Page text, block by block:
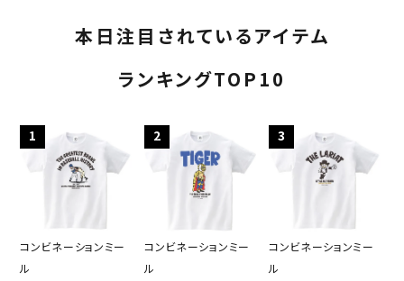
本日注目されているアイテム
ランキングTOP10
1
コンビネーションミー
ル
2
コンビネーションミー
ル
3
コンビネーションミー
ル